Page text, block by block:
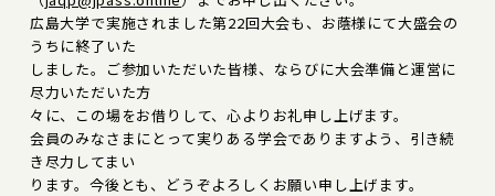
広島大学で実施されました第22回大会も、お蔭様にて大盛会の
うちに終了いた
しました。ご参加いただいた皆様、ならびに大会準備と運営に
尽力いただいた方
々に、この場をお借りして、心よりお礼申し上げます。
会員のみなさまにとって実りある学会でありますよう、引き続
き尽力してまい
ります。今後とも、どうぞよろしくお願い申し上げます。